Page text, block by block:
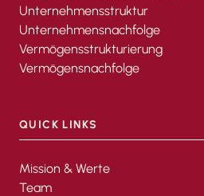
Unternehmensstruktur
Unternehmensnachfolge
Vermögensstrukturierung
Vermögensnachfolge
QUICK LINKS
Mission & Werte
Team